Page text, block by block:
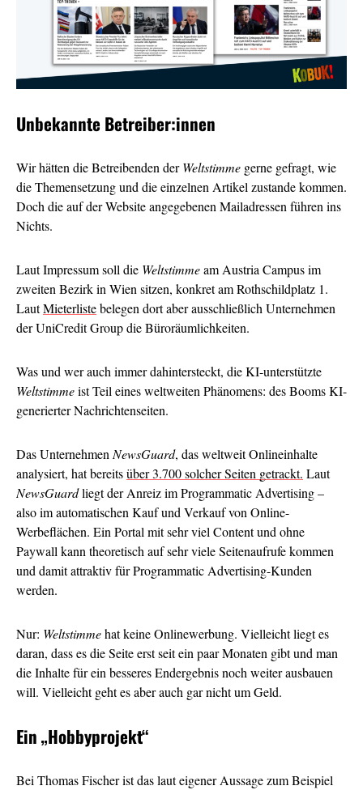
Unbekannte Betreiber:innen
Wir hätten die Betreibenden derWeltstimme gerne gefragt, wie
die Themensetzung und die einzelnen Artikel zustande kommen.
Doch die auf der Website angegebenen Mailadressen führen ins
Nichts.
Laut Impressum soll die Weltstimmeam Austria Campus im
zweiten Bezirk in Wien sitzen, konkret am Rothschildplatz 1.
LautMieterlistebelegen dort aber ausschließlich Unternehmen
der UniCredit Group die Büroräumlichkeiten.
Was und wer auch immer dahintersteckt, die KI-unterstützte
Weltstimmeist Teil eines weltweiten Phänomens: des Booms KI-
generierter Nachrichtenseiten.
Das UnternehmenNewsGuard, das weltweit Onlineinhalte
analysiert, hat bereitsüber 3.700 solcher Seiten getrackt. Laut
NewsGuardliegt der Anreiz im Programmatic Advertising –
also im automatischen Kauf und Verkauf von Online-
Werbeflächen. Ein Portal mit sehr viel Content und ohne
Paywall kann theoretisch auf sehr viele Seitenaufrufe kommen
und damit attraktiv für Programmatic Advertising-Kunden
werden.
Nur: Weltstimmehat keine Onlinewerbung. Vielleicht liegt es
daran, dass es die Seite erst seit ein paar Monaten gibt und man
die Inhalte für ein besseres Endergebnis noch weiter ausbauen
will. Vielleicht geht es aber auch gar nicht um Geld.
Ein„Hobbyprojekt“
Bei Thomas Fischer ist das laut eigener Aussage zum Beispiel